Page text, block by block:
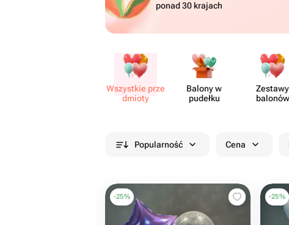
ponad 30 krajach
Wszystkie prze​
dmioty
Balony w
pudełku
Zestawy
balonów
Popularność Cena
-25% -25%